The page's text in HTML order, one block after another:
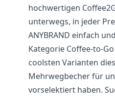
hochwertigen
unterwegs, in jeder
ANYBRAND einfach
Kategorie Coffee-to-
coolsten Varianten
Mehrwegbecher für
vorselektiert haben.